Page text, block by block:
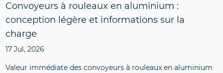
Convoyeurs à rouleaux en aluminium :
conception légère et informations sur la
charge
17 Jul, 2026
Valeur immédiate des convoyeurs à rouleaux en aluminium